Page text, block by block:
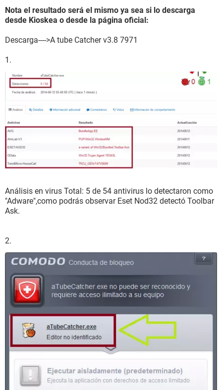
Nota el resultado será el mismo ya sea si lo descarga
desde Kioskea o desde la página oficial:
Descarga---->A tube Catcher v3.8 7971
1.
Análisis en virus Total: 5 de 54 antivirus lo detectaron como
"Adware",como podrás observar Eset Nod32 detectó Toolbar
Ask.
2.